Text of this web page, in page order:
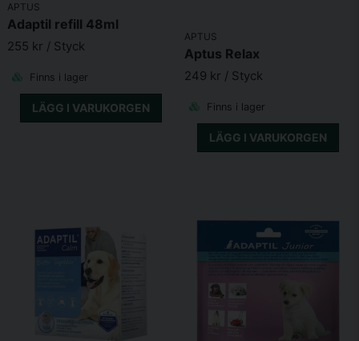
APTUS
Adaptil refill 48ml
255 kr / Styck
Finns i lager
LÄGG I VARUKORGEN
APTUS
Aptus Relax
249 kr / Styck
Finns i lager
LÄGG I VARUKORGEN